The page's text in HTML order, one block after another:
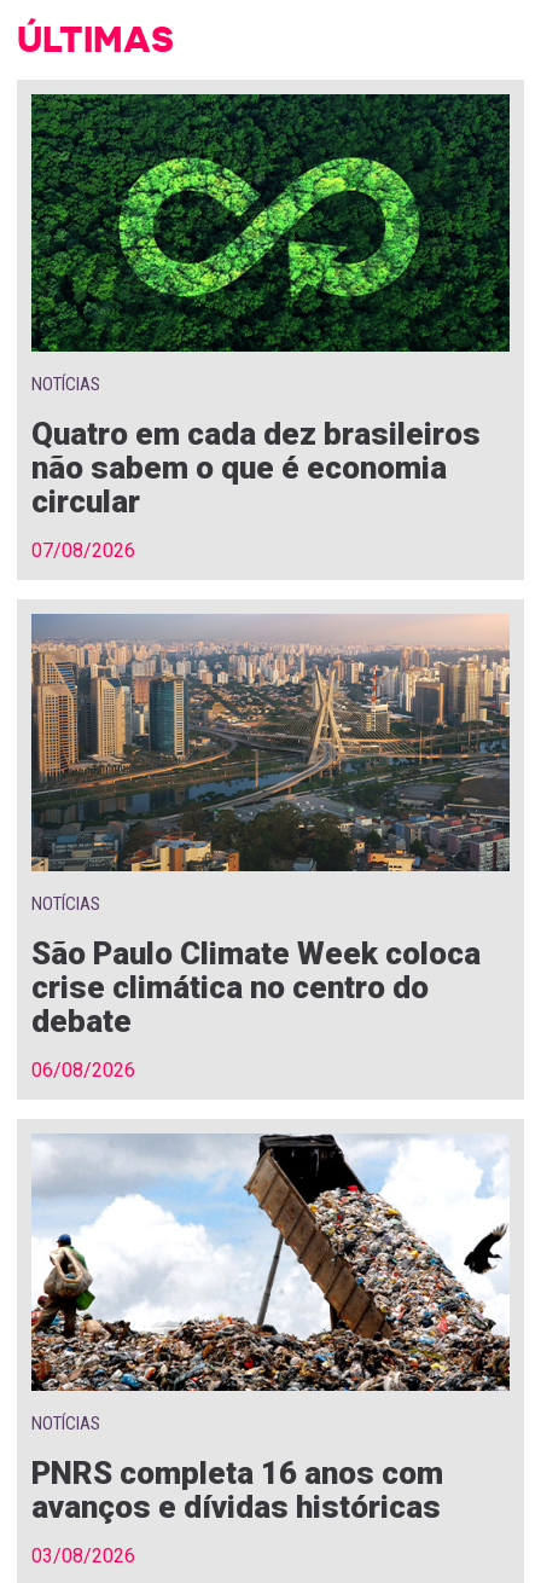
ÚLTIMAS
NOTÍCIAS
Quatro em cada dez brasileiros
não sabem o que é economia
circular
07/08/2026
NOTÍCIAS
São Paulo Climate Week coloca
crise climática no centro do
debate
06/08/2026
NOTÍCIAS
PNRS completa 16 anos com
avanços e dívidas históricas
03/08/2026